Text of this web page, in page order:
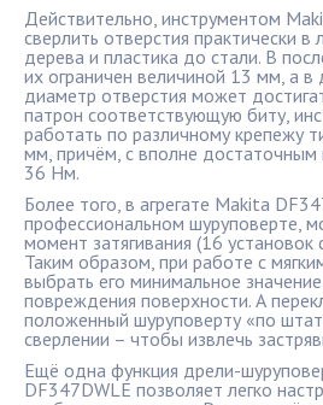
Действительно, инструментом
сверлить отверстия практически
дерева и пластика до стали. В
их ограничен величиной 13 мм, а в
диаметр отверстия может
патрон соответствующую биту,
работать по различному крепежу
мм, причём, с вполне
36 Нм.
Более того, в агрегате Makita
профессиональном шуруповерте,
момент затягивания (16
Таким образом, при работе с
выбрать его минимальное
повреждения поверхности. А
положенный шуруповерту «по
сверлении – чтобы извлечь
Ещё одна функция дрели-
DF347DWLE позволяет легко